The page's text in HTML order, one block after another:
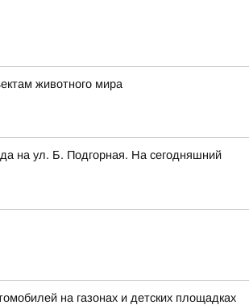
животного мира
на ул. Б. Подгорная. На сегодняшний
на газонах и детских площадках